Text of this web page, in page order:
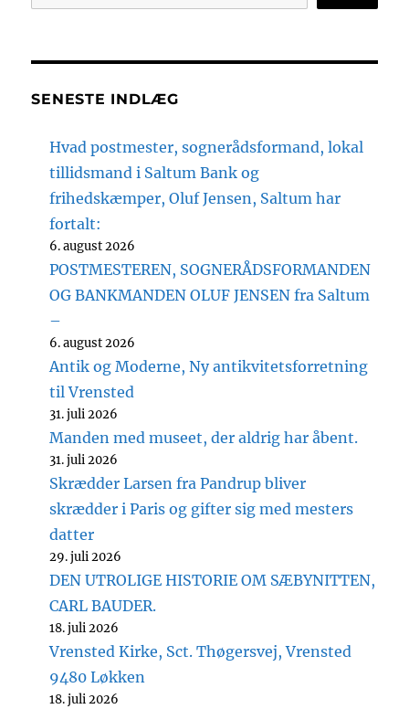
SENESTE INDLÆG
Hvad postmester, sognerådsformand, lokal
tillidsmand i Saltum Bank og
frihedskæmper, Oluf Jensen, Saltum har
fortalt:
6. august 2026
POSTMESTEREN, SOGNERÅDSFORMANDEN
OG BANKMANDEN OLUF JENSEN fra Saltum
–
6. august 2026
Antik og Moderne, Ny antikvitetsforretning
til Vrensted
31. juli 2026
Manden med museet, der aldrig har åbent.
31. juli 2026
Skrædder Larsen fra Pandrup bliver
skrædder i Paris og gifter sig med mesters
datter
29. juli 2026
DEN UTROLIGE HISTORIE OM SÆBYNITTEN,
CARL BAUDER.
18. juli 2026
Vrensted Kirke, Sct. Thøgersvej, Vrensted
9480 Løkken
18. juli 2026